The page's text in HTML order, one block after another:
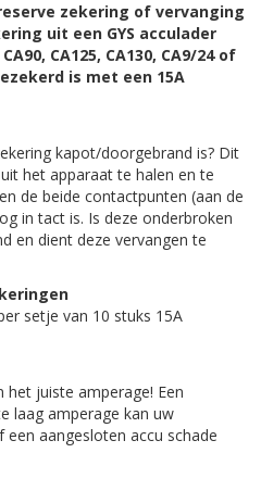
zekering of vervanging
uit een GYS acculader
CA125, CA130, CA9/24 of
is met een 15A
kapot/doorgebrand is? Dit
het apparaat te halen en te
de beide contactpunten (aan de
in tact is. Is deze onderbroken
en dient deze vervangen te
setje van 10 stuks 15A
het juiste amperage! Een
laag amperage kan uw
aangesloten accu schade